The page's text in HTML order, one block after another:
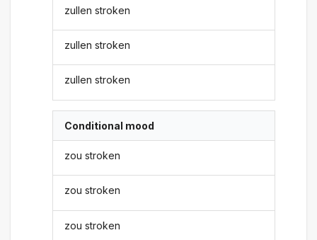
zullen stroken
zullen stroken
zullen stroken
Conditional mood
zou stroken
zou stroken
zou stroken